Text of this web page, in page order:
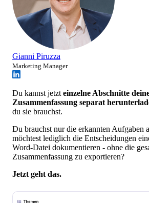
Gianni Piruzza
Marketing Manager
Du kannst jetzt einzelne Abschnitte
Zusammenfassung separat
du sie brauchst.
Du brauchst nur die erkannten Aufgaben
möchtest lediglich die Entscheidungen
Word-Datei dokumentieren - ohne die
Zusammenfassung zu exportieren?
Jetzt geht das.